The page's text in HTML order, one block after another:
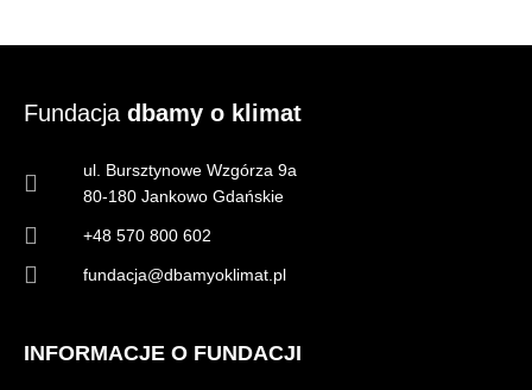
Fundacja dbamy o klimat
ul. Bursztynowe Wzgórza 9a
80-180 Jankowo Gdańskie
+48 570 800 602
fundacja@dbamyoklimat.pl
INFORMACJE O FUNDACJI